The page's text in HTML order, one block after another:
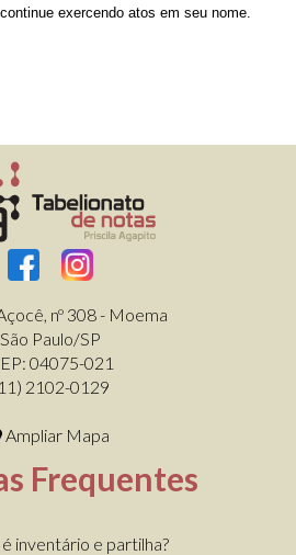
exercendo atos em seu nome.
nº 308 - Moema
São Paulo/SP
04075-021
2102-0129
Ampliar Mapa
Frequentes
inventário e partilha?